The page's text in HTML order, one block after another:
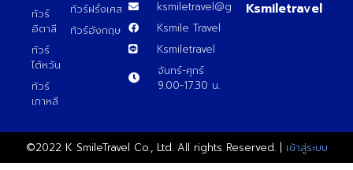
ทัวร์
อิตาลี
ทัวร์
ไต้หวัน
ทัวร์
เกาหลี
ทัวร์ฝรั่งเศส
ทัวร์อังกฤษ
ksmiletravel@gmail.com
Ksmile Travel
Ksmiletravel
จันทร์-ศุกร์
9.00-17.30 น.
Ksmiletravel
©2022 K SmileTravel Co., Ltd. All rights Reserved. | เข้าสู่ระบบ